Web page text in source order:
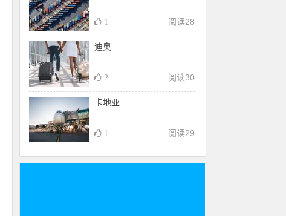
阅读28
1
迪奥
阅读30
2
卡地亚
阅读29
1